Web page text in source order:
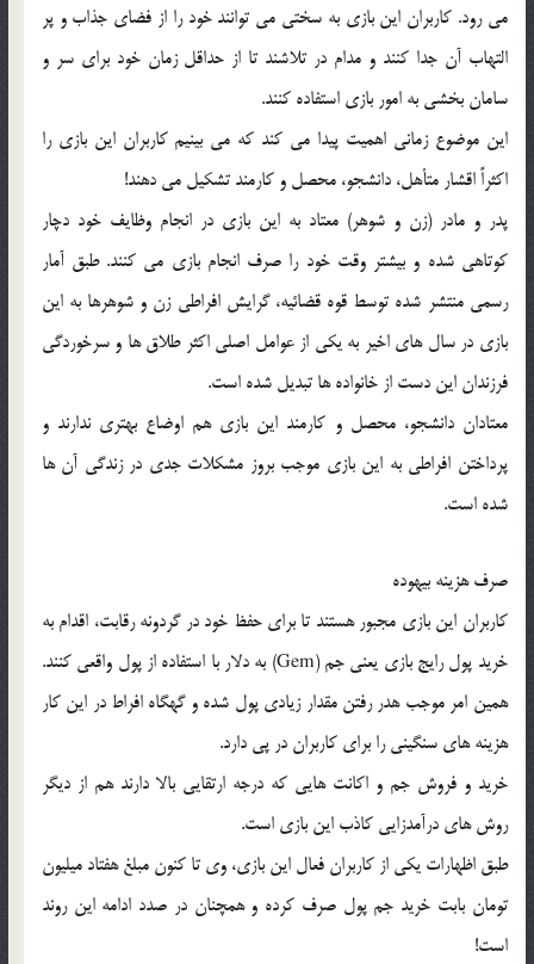
می رود. کاربران این بازی به سختی می توانند خود را از فضای جذاب و پر
التهاب آن جدا کنند و مدام در تلاشند تا از حداقل زمان خود برای سر و
سامان بخشی به امور بازی استفاده کنند.
این موضوع زمانی اهمیت پیدا می کند که می بینیم کاربران این بازی را
اکثراً اقشار متأهل، دانشجو، محصل و کارمند تشکیل می دهند!
پدر و مادر (زن و شوهر) معتاد به این بازی در انجام وظایف خود دچار
کوتاهی شده و بیشتر وقت خود را صرف انجام بازی می کنند. طبق آمار
رسمی منتشر شده توسط قوه قضائیه، گرایش افراطی زن و شوهرها به این
بازی در سال های اخیر به یکی از عوامل اصلی اکثر طلاق ها و سرخوردگی
فرزندان این دست از خانواده ها تبدیل شده است.
معتادان دانشجو، محصل و کارمند این بازی هم اوضاع بهتری ندارند و
پرداختن افراطی به این بازی موجب بروز مشکلات جدی در زندگی آن ها
شده است.
صرف هزینه بیهوده
کاربران این بازی مجبور هستند تا برای حفظ خود در گردونه رقابت، اقدام به
خرید پول رایج بازی یعنی جم (Gem) به دلار با استفاده از پول واقعی کنند.
همین امر موجب هدر رفتن مقدار زیادی پول شده و گهگاه افراط در این کار
هزینه های سنگینی را برای کاربران در پی دارد.
خرید و فروش جم و اکانت هایی که درجه ارتقایی بالا دارند هم از دیگر
روش های درآمدزایی کاذب این بازی است.
طبق اظهارات یکی از کاربران فعال این بازی، وی تا کنون مبلغ هفتاد میلیون
تومان بابت خرید جم پول صرف کرده و همچنان در صدد ادامه این روند
است!